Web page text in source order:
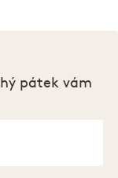
pátek vám